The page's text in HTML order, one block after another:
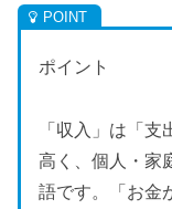
ポイント
「収入」は「
高く、個人・家
語です。「お金